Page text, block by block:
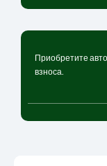
Приобретите
взноса.